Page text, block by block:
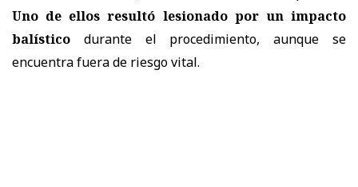
Uno de ellos resultó lesionado por un impacto
balístico durante el procedimiento, aunque se
encuentra fuera de riesgo vital.